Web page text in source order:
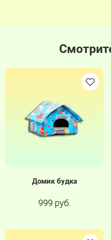
Домик будка
999 руб.